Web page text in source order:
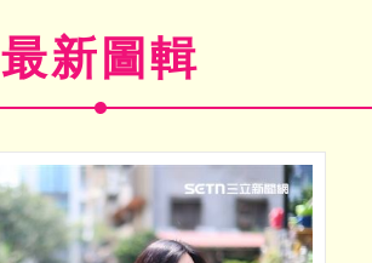
最新圖輯